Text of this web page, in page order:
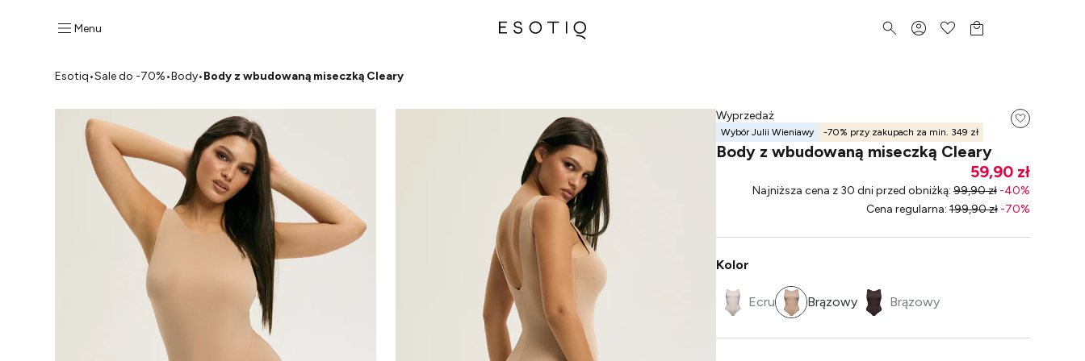
Menu
Esotiq•Sale do -70%•Body•Body z wbudowaną miseczką Cleary
Wyprzedaż
Wybór Julii Wieniawy -70% przy zakupach za min. 349 zł
Body z wbudowaną miseczką Cleary
59,90 zł
Najniższa cena z 30 dni przed obniżką: 99,90 zł -40%
Cena regularna: 199,90 zł -70%
Kolor
Ecru Brązowy Brązowy